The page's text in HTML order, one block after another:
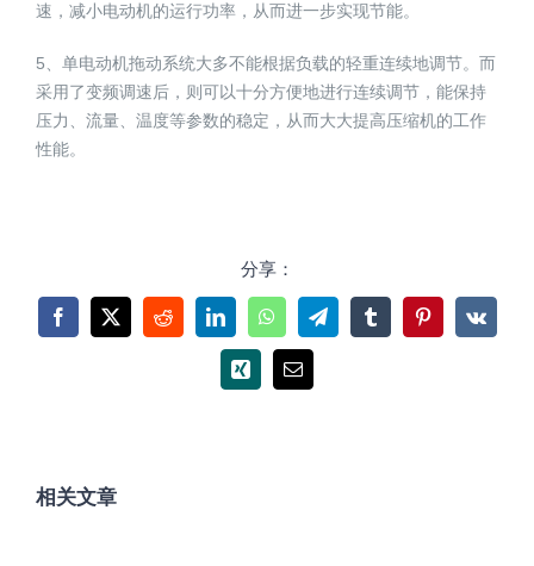
速，减小电动机的运行功率，从而进一步实现节能。
5、单电动机拖动系统大多不能根据负载的轻重连续地调节。而
采用了变频调速后，则可以十分方便地进行连续调节，能保持
压力、流量、温度等参数的稳定，从而大大提高压缩机的工作
性能。
分享：
Facebook
X RedditLinkedInWhatsAppTelegramTumblrPinterest
Vk
Xing
电
相关文章